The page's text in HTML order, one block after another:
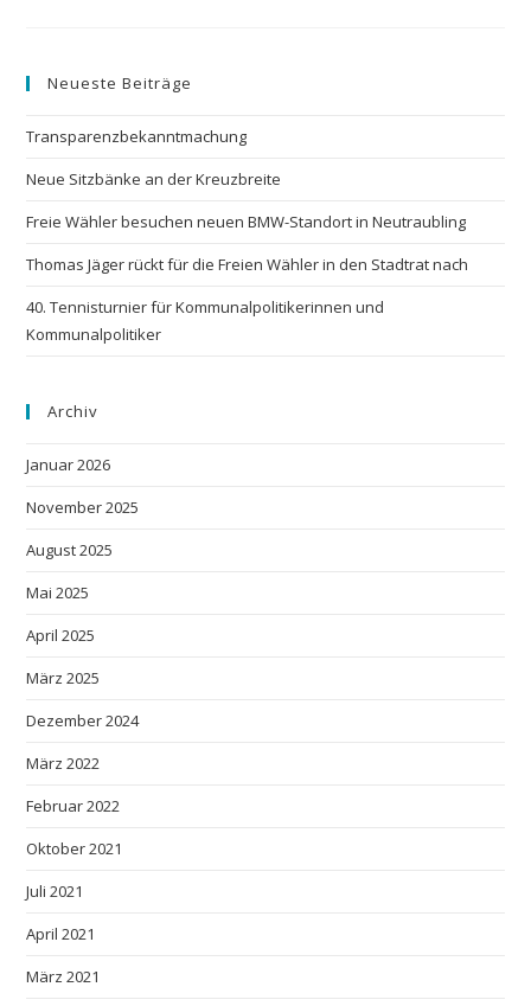
Für
Neueste Beiträge
Transparenzbekanntmachung
Neue Sitzbänke an der Kreuzbreite
Freie Wähler besuchen neuen BMW-Standort in Neutraubling
Thomas Jäger rückt für die Freien Wähler in den Stadtrat nach
40. Tennisturnier für Kommunalpolitikerinnen und
Kommunalpolitiker
Archiv
Januar 2026
November 2025
August 2025
Mai 2025
April 2025
März 2025
Dezember 2024
März 2022
Februar 2022
Oktober 2021
Juli 2021
April 2021
März 2021